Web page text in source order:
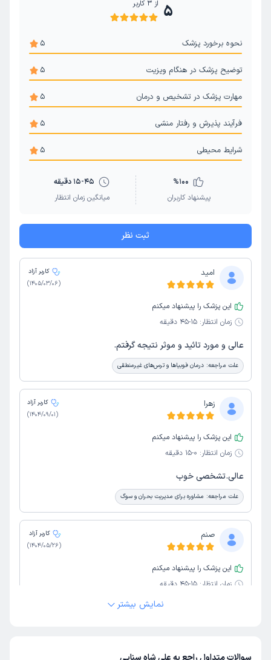
درمان اختلال عملکرد جنسی
مشاوره مدیریت خشم
5 از 3 کاربر
نحوه برخورد پزشک 5
توضیح پزشک در هنگام ویزیت 5
مهارت پزشک در تشخیص و درمان 5
فرآیند پذیرش و رفتار منشی 5
شرایط محیطی 5
%100
پیشنهاد کاربران
15-45 دقیقه
میانگین زمان انتظار
ثبت نظر
امید
کاربر آزاد
(
1405/03/06
)
این پزشک را پیشنهاد میکنم
زمان انتظار: 15-45 دقیقه
عالی و مورد تائید و موثر نتیجه گرفتم.
علت مراجعه: درمان فوبیاها و ترس‌های غیرمنطقی
زهرا
کاربر آزاد
(
1404/09/01
)
این پزشک را پیشنهاد میکنم
زمان انتظار: 0-15 دقیقه
عالی.تشخصی خوب
علت مراجعه: مشاوره برای مدیریت بحران و سوگ
صنم
کاربر آزاد
(
1404/05/26
)
این پزشک را پیشنهاد میکنم
زمان انتظار: 15-45 دقیقه
نمایش بیشتر